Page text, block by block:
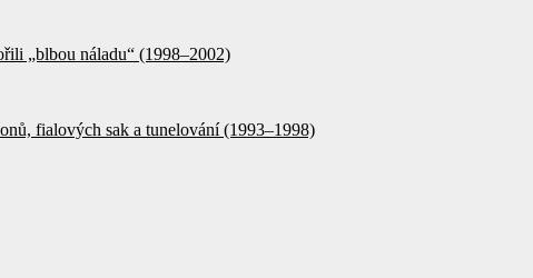
„blbou náladu“ (1998–2002)
fialových sak a tunelování (1993–1998)